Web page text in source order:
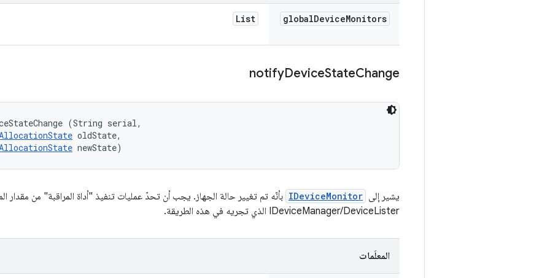
globalDeviceMonitors
List
notifyDeviceStateChange
(String serial,
oldState,
newState)
يشير إلى IDeviceMonitor بأنّه تم تغيير حالة الجهاز. يجب أن تحدّ عمليات تنفيذ "أداة المراقبة" من مقدار
IDeviceManager/DeviceLister الذي تجريه في هذه الطريقة.
المعلَمات